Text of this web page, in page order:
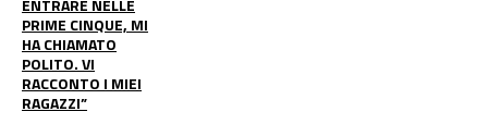
ENTRARE NELLE
PRIME CINQUE, MI
HA CHIAMATO
POLITO. VI
RACCONTO I MIEI
RAGAZZI”